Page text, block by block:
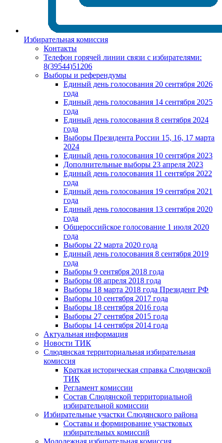
Избирательная комиссия
Контакты
Телефон горячей линии связи с избирателями:
8(39544)51206
Выборы и референдумы
Единый день голосования 20 сентября 2026
года
Единый день голосования 14 сентября 2025
года
Единый день голосования 8 сентября 2024
года
Выборы Президента России 15, 16, 17 марта
2024
Единый день голосования 10 сентября 2023
Дополнительные выборы 23 апреля 2023
Единый день голосования 11 сентября 2022
года
Единый день голосования 19 сентября 2021
года
Единый день голосования 13 сентября 2020
года
Общероссийское голосование 1 июля 2020
года
Выборы 22 марта 2020 года
Единый день голосования 8 сентября 2019
года
Выборы 9 сентября 2018 года
Выборы 08 апреля 2018 года
Выборы 18 марта 2018 года Президент РФ
Выборы 10 сентября 2017 года
Выборы 18 сентября 2016 года
Выборы 27 сентября 2015 года
Выборы 14 сентября 2014 года
Актуальная информация
Новости ТИК
Слюдянская территориальная избирательная
комиссия
Краткая историческая справка Слюдянской
ТИК
Регламент комиссии
Состав Слюдянской территориальной
избирательной комиссии
Избирательные участки Слюдянского района
Составы и формирование участковых
избирательных комиссий
Молодежная избирательная комиссия